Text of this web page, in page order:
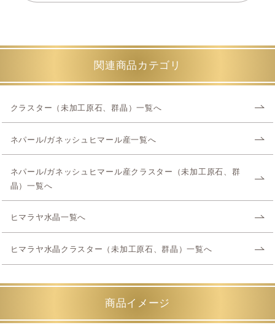
関連商品カテゴリ
クラスター（未加工原石、群晶）一覧へ
ネパール/ガネッシュヒマール産一覧へ
ネパール/ガネッシュヒマール産クラスター（未加工原石、群
晶）一覧へ
ヒマラヤ水晶一覧へ
ヒマラヤ水晶クラスター（未加工原石、群晶）一覧へ
商品イメージ